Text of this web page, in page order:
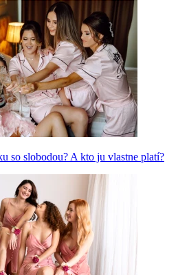
so slobodou? A kto ju vlastne platí?